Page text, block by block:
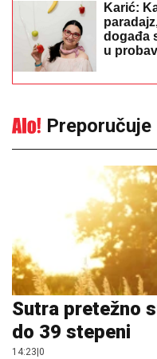
Karić:
događa
u
Preporučuje
Sutra pretežno
do 39 stepeni
14:23 0